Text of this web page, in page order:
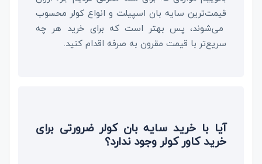
قیمت‌ترین سایه بان اسپیلت و انواع کولر محسوب
می‌شوند، پس بهتر است که برای خرید هر چه
سریع‌تر با قیمت مقرون به صرفه اقدام کنید.
آیا با خرید سایه بان کولر ضرورتی برای
خرید کاور کولر وجود ندارد؟